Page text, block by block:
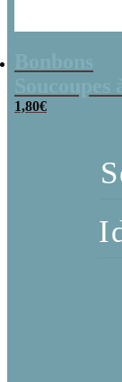
poudre (x20)
1,80€